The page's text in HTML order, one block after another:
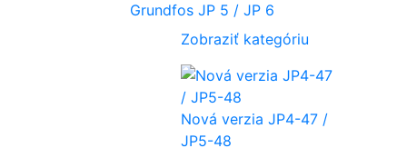
Grundfos JP 5 / JP 6
Zobraziť kategóriu
Nová verzia JP4-47 /
JP5-48